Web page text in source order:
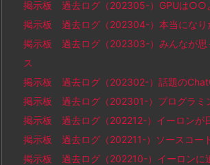
掲示板 過去ログ（202305-）GPUは○○
掲示板 過去ログ（202304-）本当になり
掲示板 過去ログ（202303-）みんなが思
ス
掲示板 過去ログ（202302-）話題の
掲示板 過去ログ（202301-）プログラミ
掲示板 過去ログ（202212-）イーロンが
掲示板 過去ログ（202211-）ソースコー
掲示板 過去ログ（202210-）イーロンに